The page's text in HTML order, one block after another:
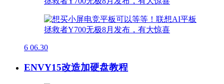
6 06.30
ENVY15改造加硬盘教程